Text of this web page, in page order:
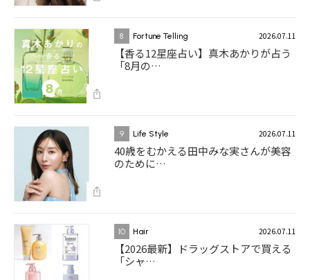
8 Fortune Telling 2026.07.11
【香る12星座占い】真木あかりが占う
「8月の…
9 Life Style 2026.07.11
40歳をむかえる田中みな実さんが美容
のために…
10 Hair 2026.07.11
【2026最新】ドラッグストアで買える
「シャ…